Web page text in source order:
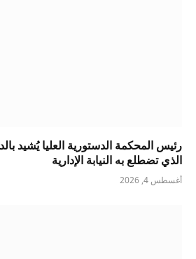
رئيس المحكمة الدستورية العليا يُشيد
الذي تضطلع به النيابة الإدارية
أغسطس 4, 2026